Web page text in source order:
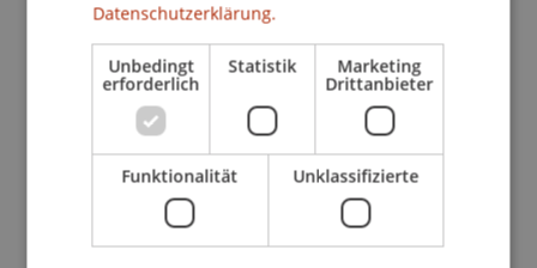
Datenschutzerklärung.
Unbedingt
erforderlich
Statistik Marketing
Drittanbieter
Funktionalität Unklassifizierte